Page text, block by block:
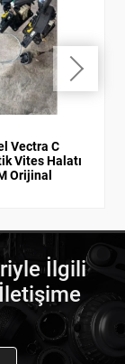
Vectra C
Vites Halatı
Orijinal
İlgili